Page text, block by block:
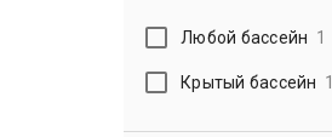
Любой бассейн 1
Крытый бассейн 1